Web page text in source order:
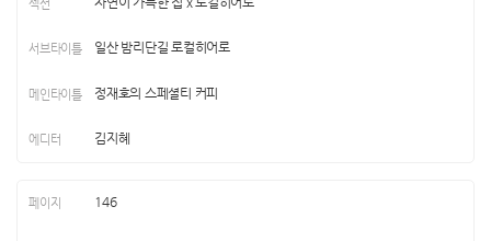
일산 밤리단길 로컬히어로
정재호의 스페셜티 커피
김지혜
146